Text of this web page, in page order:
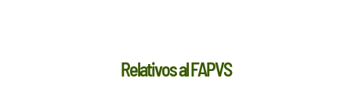
Relativos al FAPVS